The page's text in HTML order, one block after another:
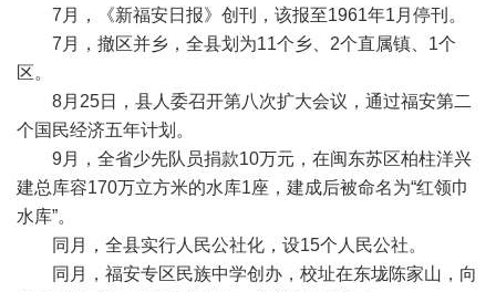
7月，《新福安日报》创刊，该报至1961年1月停刊。
7月，撤区并乡，全县划为11个乡、2个直属镇、1个
区。
8月25日，县人委召开第八次扩大会议，通过福安第二
个国民经济五年计划。
9月，全省少先队员捐款10万元，在闽东苏区柏柱洋兴
建总库容170万立方米的水库1座，建成后被命名为“红领巾
水库”。
同月，全县实行人民公社化，设15个人民公社。
同月，福安专区民族中学创办，校址在东垅陈家山，向